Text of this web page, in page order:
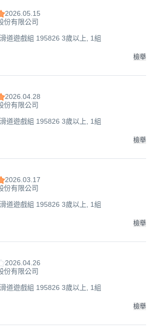
2026.05.15
份有限公司
道遊戲組 195826 3歲以上, 1組
檢舉
2026.04.28
份有限公司
道遊戲組 195826 3歲以上, 1組
檢舉
2026.03.17
份有限公司
道遊戲組 195826 3歲以上, 1組
檢舉
2026.04.26
份有限公司
道遊戲組 195826 3歲以上, 1組
檢舉